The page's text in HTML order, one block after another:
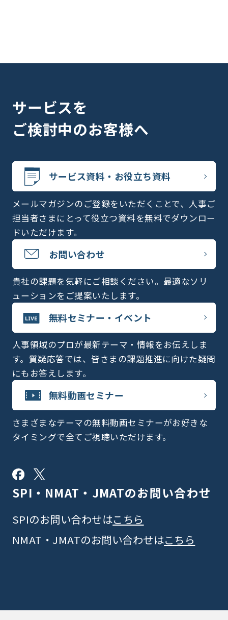
サービスを
ご検討中のお客様へ
サービス資料・お役立ち資料
メールマガジンのご登録をいただくことで、人事ご
担当者さまにとって役立つ資料を無料でダウンロー
ドいただけます。
お問い合わせ
貴社の課題を気軽にご相談ください。最適なソリ
ューションをご提案いたします。
無料セミナー・イベント
人事領域のプロが最新テーマ・情報をお伝えしま
す。質疑応答では、皆さまの課題推進に向けた疑問
にもお答えします。
無料動画セミナー
さまざまなテーマの無料動画セミナーがお好きな
タイミングで全てご視聴いただけます。
SPI・NMAT・JMATのお問い合わせ
SPIのお問い合わせはこちら
NMAT・JMATのお問い合わせはこちら